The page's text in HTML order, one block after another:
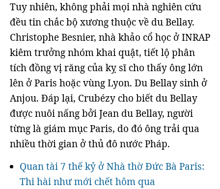
Tuy nhiên, không phải mọi nhà nghiên cứu
đều tin chắc bộ xương thuộc về du Bellay.
Christophe Besnier, nhà khảo cổ học ở INRAP
kiêm trưởng nhóm khai quật, tiết lộ phân
tích đồng vị răng của kỵ sĩ cho thấy ông lớn
lên ở Paris hoặc vùng Lyon. Du Bellay sinh ở
Anjou. Đáp lại, Crubézy cho biết du Bellay
được nuôi nấng bởi Jean du Bellay, người
từng là giám mục Paris, do đó ông trải qua
nhiều thời gian ở thủ đô nước Pháp.
Quan tài 7 thế kỷ ở Nhà thờ Đức Bà Paris:
Thi hài như mới chết hôm qua